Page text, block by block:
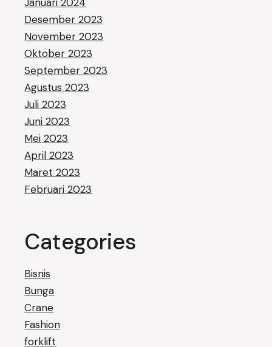
Desember 2023
November 2023
Oktober 2023
September 2023
Agustus 2023
Juli 2023
Juni 2023
Mei 2023
April 2023
Maret 2023
Februari 2023
Categories
Bisnis
Bunga
Crane
Fashion
forklift